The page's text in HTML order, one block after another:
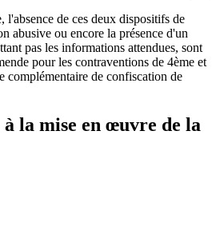
l'absence de ces deux dispositifs de
abusive ou encore la présence d'un
pas les informations attendues, sont
pour les contraventions de 4ème et
complémentaire de confiscation de
la mise en œuvre de la